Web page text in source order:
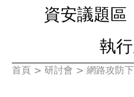
資安議題區
執
您
首頁 > 研討會 > 網路攻防